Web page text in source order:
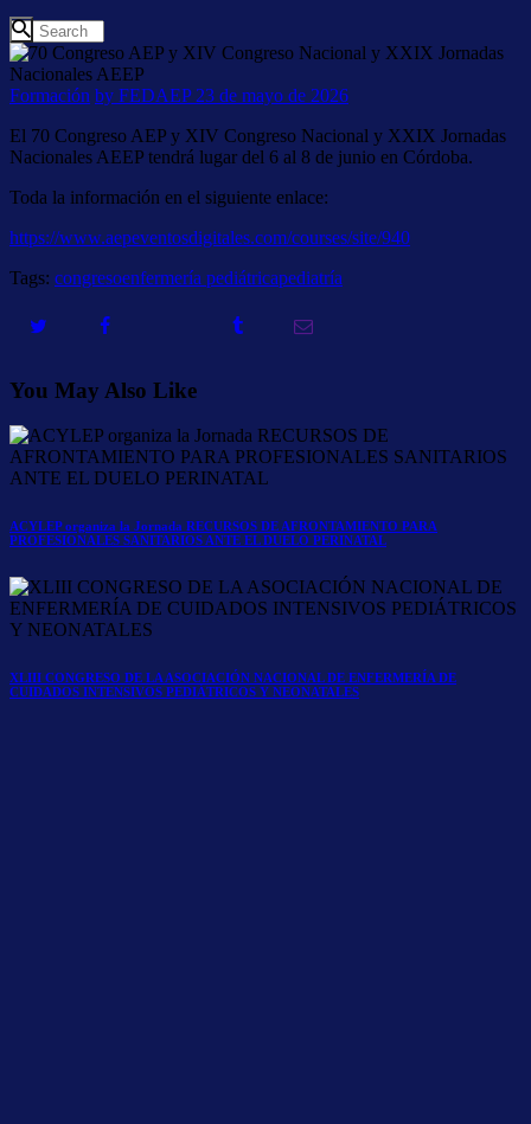
Formación by FEDAEP 23 de mayo de 2026
El 70 Congreso AEP y XIV Congreso Nacional y XXIX Jornadas
Nacionales AEEP tendrá lugar del 6 al 8 de junio en Córdoba.
Toda la información en el siguiente enlace:
https://www.aepeventosdigitales.com/courses/site/940
Tags: congresoenfermería pediátricapediatría
You May Also Like
ACYLEP organiza la Jornada RECURSOS DE AFRONTAMIENTO PARA
PROFESIONALES SANITARIOS ANTE EL DUELO PERINATAL
XLIII CONGRESO DE LA ASOCIACIÓN NACIONAL DE ENFERMERÍA DE
CUIDADOS INTENSIVOS PEDIÁTRICOS Y NEONATALES